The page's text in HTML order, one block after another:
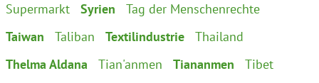
Supermarkt
Syrien
Tag der Menschenrechte
Taiwan
Taliban Textilindustrie
Thailand
Thelma Aldana
Tian'anmen Tiananmen
Tibet